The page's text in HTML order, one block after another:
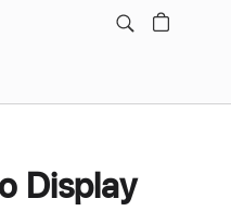
Display